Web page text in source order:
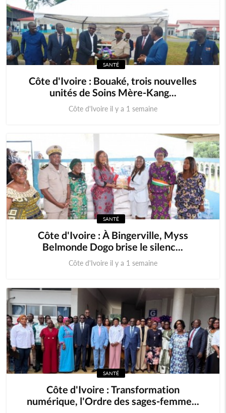
SANTÉ
Côte d'Ivoire : Bouaké, trois nouvelles
unités de Soins Mère-Kang...
Côte d'Ivoire il y a 1 semaine
SANTÉ
Côte d'Ivoire : À Bingerville, Myss
Belmonde Dogo brise le silenc...
Côte d'Ivoire il y a 1 semaine
SANTÉ
Côte d'Ivoire : Transformation
numérique, l'Ordre des sages-femme...